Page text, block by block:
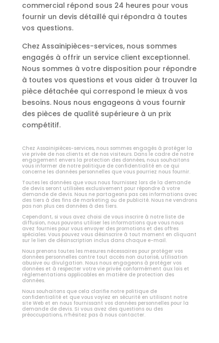
commercial répond sous 24 heures pour vous
fournir un devis détaillé qui répondra à toutes
vos questions.
Chez Assainipièces-services, nous sommes
engagés à offrir un service client exceptionnel.
Nous sommes à votre disposition pour répondre
à toutes vos questions et vous aider à trouver la
pièce détachée qui correspond le mieux à vos
besoins. Nous nous engageons à vous fournir
des pièces de qualité supérieure à un prix
compétitif.
Chez Assainipièces-services, nous sommes engagés à protéger la
vie privée de nos clients et de nos visiteurs. Dans le cadre de notre
engagement envers la protection des données, nous souhaitons
vous informer de notre politique de confidentialité en ce qui
concerne les données personnelles que vous pourriez nous fournir.
Toutes les données que vous nous fournissez lors de la demande
de devis seront utilisées exclusivement pour répondre à votre
demande de devis. Nous ne partageons pas ces informations avec
des tiers à des fins de marketing ou de publicité. Nous ne vendrons
pas non plus ces données à des tiers.
Cependant, si vous avez choisi de vous inscrire à notre liste de
diffusion, nous pouvons utiliser les informations que vous nous
avez fournies pour vous envoyer des promotions et des offres
spéciales. Vous pouvez vous désinscrire à tout moment en cliquant
sur le lien de désinscription inclus dans chaque e-mail.
Nous prenons toutes les mesures nécessaires pour protéger vos
données personnelles contre tout accès non autorisé, utilisation
abusive ou divulgation. Nous nous engageons à protéger vos
données et à respecter votre vie privée conformément aux lois et
réglementations applicables en matière de protection des
données.
Nous souhaitons que cela clarifie notre politique de
confidentialité et que vous voyiez en sécurité en utilisant notre
site Web et en nous fournissant vos données personnelles pour la
demande de devis. Si vous avez des questions ou des
préoccupations, n’hésitez pas à nous contacter.